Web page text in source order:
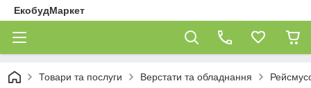
ЕкобудМаркет
Товари та послуги Верстати та обладнання